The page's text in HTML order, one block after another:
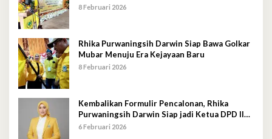
8 Februari 2026
Rhika Purwaningsih Darwin Siap Bawa Golkar
Mubar Menuju Era Kejayaan Baru
8 Februari 2026
Kembalikan Formulir Pencalonan, Rhika
Purwaningsih Darwin Siap jadi Ketua DPD II
Golkar Mubar
6 Februari 2026